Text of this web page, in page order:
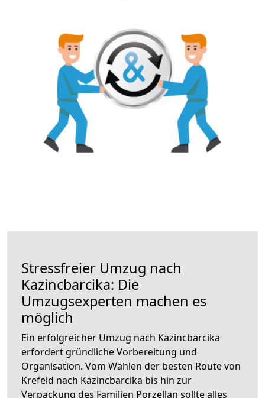
Stressfreier Umzug nach
Kazincbarcika: Die
Umzugsexperten machen es
möglich
Ein erfolgreicher Umzug nach Kazincbarcika
erfordert gründliche Vorbereitung und
Organisation. Vom Wählen der besten Route von
Krefeld nach Kazincbarcika bis hin zur
Verpackung des Familien Porzellan sollte alles